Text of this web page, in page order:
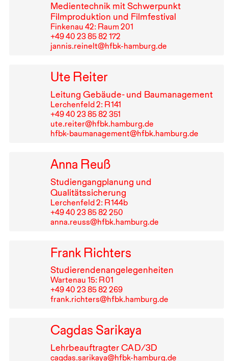
Medientechnik mit Schwerpunkt
Filmproduktion und Filmfestival
Finkenau 42: Raum 201
+49⁠ ⁠40⁠ ⁠23⁠ ⁠85⁠ ⁠82⁠ ⁠172
jannis.reinelt@hfbk-hamburg.de
Ute Reiter
Leitung Gebäude- und Baumanagement
Lerchenfeld 2: R⁠ ⁠141
+49⁠ ⁠40⁠ ⁠23⁠ ⁠85⁠ ⁠82⁠ ⁠351
ute.reiter@hfbk.hamburg.de
hfbk-baumanagement@hfbk.hamburg.de
Anna Reuß
Studiengangplanung und
Qualitätssicherung
Lerchenfeld 2: R⁠ ⁠144b
+49⁠ ⁠40⁠ ⁠23⁠ ⁠85⁠ ⁠82⁠ ⁠250
anna.reuss@hfbk.hamburg.de
Frank Richters
Studierendenangelegenheiten
Wartenau 15: R⁠ ⁠01
+49⁠ ⁠40⁠ ⁠23⁠ ⁠85⁠ ⁠82⁠ ⁠269
frank.richters@hfbk.hamburg.de
Cagdas Sarikaya
LehrbeauftragterCAD/3D
cagdas.sarikaya@hfbk-hamburg.de